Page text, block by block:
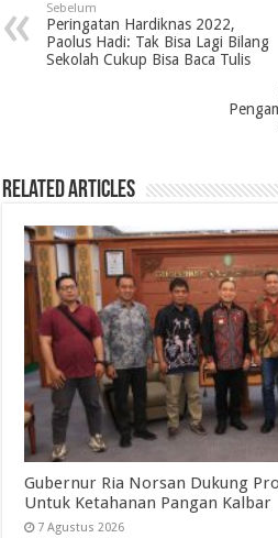
Sebelum
Peringatan Hardiknas 2022,
Paolus Hadi: Tak Bisa Lagi Bilang
Sekolah Cukup Bisa Baca Tulis
Related Articles
Gubernur Ria Norsan Dukung
Untuk Ketahanan Pangan Kalbar
7 Agustus 2026